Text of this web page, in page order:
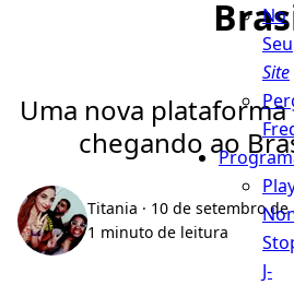
No
Seu
Site
J-
Uma nova
chegando ao
Titania · 10 de setembro de
1 minuto de leitura